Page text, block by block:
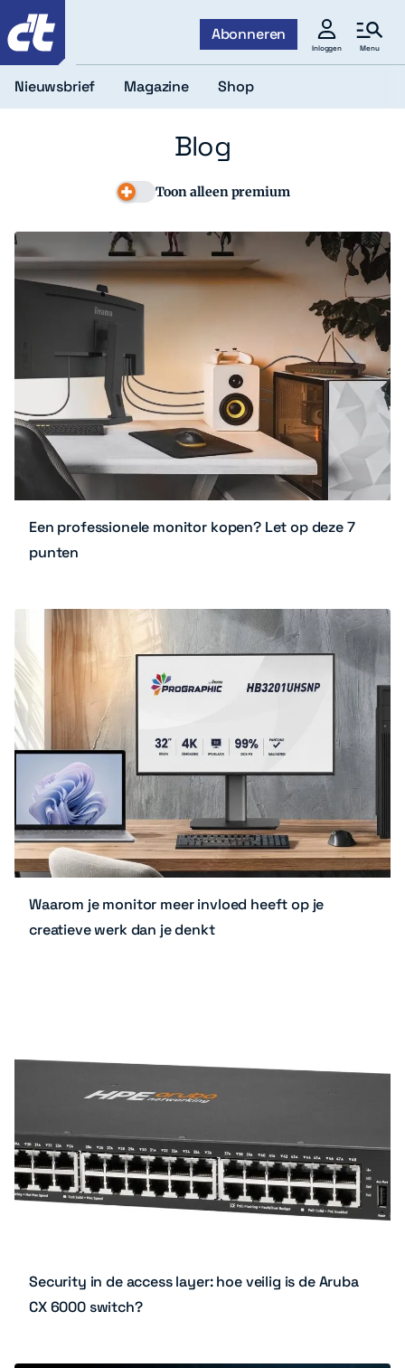
Abonneren
Inloggen Menu
Nieuwsbrief Magazine Shop
Blog
Toon alleen premium
Een professionele monitor kopen? Let op deze 7
punten
Waarom je monitor meer invloed heeft op je
creatieve werk dan je denkt
Security in de access layer: hoe veilig is de Aruba
CX 6000 switch?